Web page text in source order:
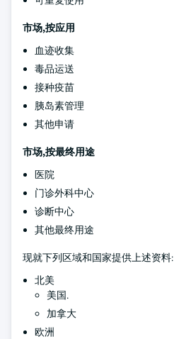
市场,按应用
血迹收集
毒品运送
接种疫苗
胰岛素管理
其他申请
市场,按最终用途
医院
门诊外科中心
诊断中心
其他最终用途
现就下列区域和国家提供上述资料:
北美
美国.
加拿大
欧洲